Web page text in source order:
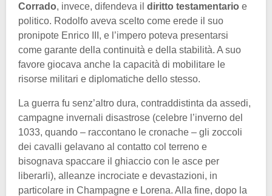
Corrado, invece, difendeva il diritto testamentario e
politico. Rodolfo aveva scelto come erede il suo
pronipote Enrico III, e l’impero poteva presentarsi
come garante della continuità e della stabilità. A suo
favore giocava anche la capacità di mobilitare le
risorse militari e diplomatiche dello stesso.
La guerra fu senz’altro dura, contraddistinta da assedi,
campagne invernali disastrose (celebre l’inverno del
1033, quando – raccontano le cronache – gli zoccoli
dei cavalli gelavano al contatto col terreno e
bisognava spaccare il ghiaccio con le asce per
liberarli), alleanze incrociate e devastazioni, in
particolare in Champagne e Lorena. Alla fine, dopo la